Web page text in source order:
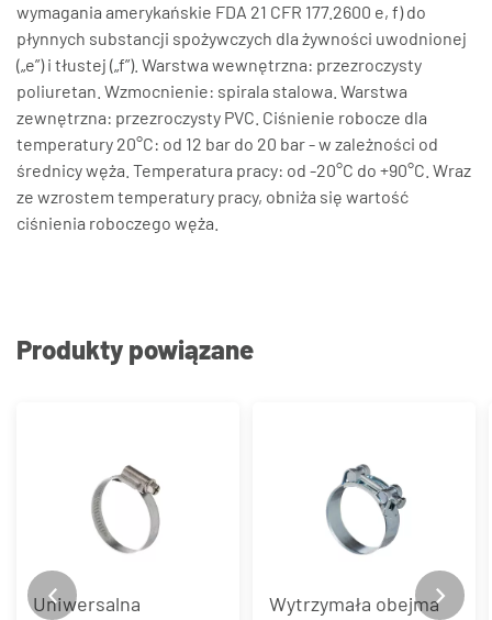
wymagania amerykańskie FDA 21 CFR 177.2600 e, f) do
płynnych substancji spożywczych dla żywności uwodnionej
(„e”) i tłustej („f”). Warstwa wewnętrzna: przezroczysty
poliuretan. Wzmocnienie: spirala stalowa. Warstwa
zewnętrzna: przezroczysty PVC. Ciśnienie robocze dla
temperatury 20°C: od 12 bar do 20 bar - w zależności od
średnicy węża. Temperatura pracy: od -20°C do +90°C. Wraz
ze wzrostem temperatury pracy, obniża się wartość
ciśnienia roboczego węża.
Produkty powiązane
Uniwersalna
Wytrzymała obejma